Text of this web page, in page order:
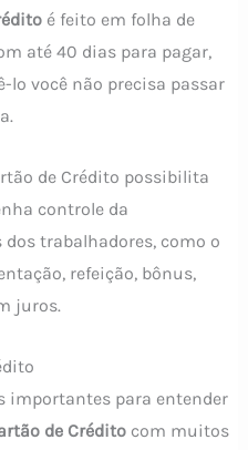
é feito em folha de
até 40 dias para pagar,
lo você não precisa passar
de Crédito possibilita
controle da
trabalhadores, como o
refeição, bônus,
juros.
importantes para entender
de Créditocom muitos